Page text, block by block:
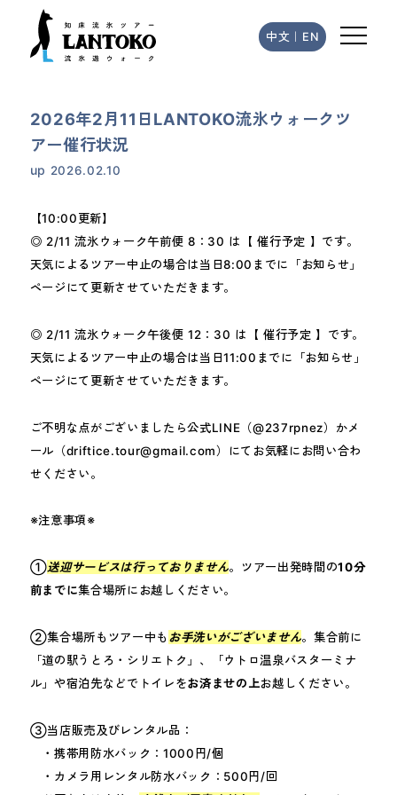
中文 EN
2026年2月11日LANTOKO流氷ウォークツ
アー催行状況
up 2026.02.10
【10:00更新】
◎ 2/11 流氷ウォーク午前便 8：30 は【 催行予定 】です。
天気によるツアー中止の場合は当日8:00までに「お知らせ」
ページにて更新させていただきます。
◎ 2/11 流氷ウォーク午後便 12：30 は【 催行予定 】です。
天気によるツアー中止の場合は当日11:00までに「お知らせ」
ページにて更新させていただきます。
ご不明な点がございましたら公式LINE（@237rpnez）かメ
ール（driftice.tour@gmail.com）にてお気軽にお問い合わ
せください。
※注意事項※
①送迎サービスは行っておりません。ツアー出発時間の10分
前までに集合場所にお越しください。
②集合場所もツアー中もお手洗いがございません。集合前に
「道の駅うとろ・シリエトク」、「ウトロ温泉バスターミナ
ル」や宿泊先などでトイレをお済ませの上お越しください。
③当店販売及びレンタル品：
・携帯用防水バック：1000円/個
・カメラ用レンタル防水バック：500円/回